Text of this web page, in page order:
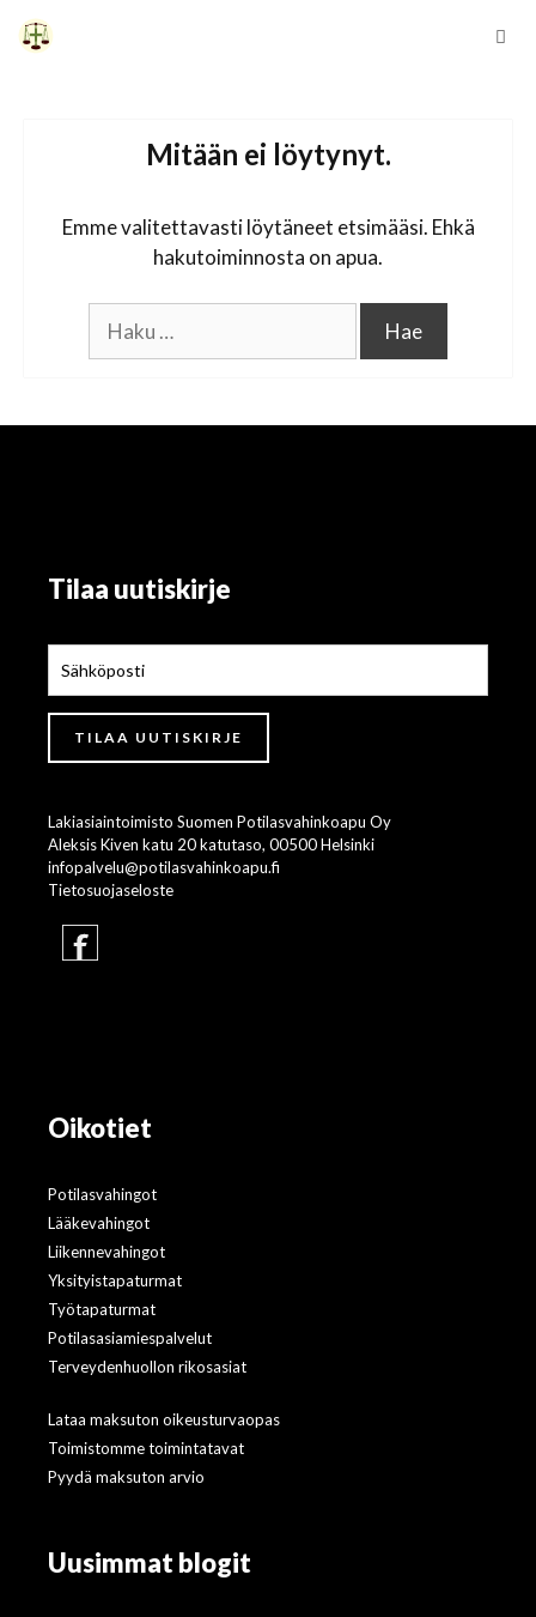
Siirry
sisältöön
Mitään ei löytynyt.
Emme valitettavasti löytäneet etsimääsi. Ehkä
hakutoiminnosta on apua.
Tilaa uutiskirje
Lakiasiaintoimisto Suomen Potilasvahinkoapu Oy
Aleksis Kiven katu 20 katutaso, 00500 Helsinki
infopalvelu@potilasvahinkoapu.fi
Tietosuojaseloste
Oikotiet
Potilasvahingot
Lääkevahingot
Liikennevahingot
Yksityistapaturmat
Työtapaturmat
Potilasasiamiespalvelut
Terveydenhuollon rikosasiat
Lataa maksuton oikeusturvaopas
Toimistomme toimintatavat
Pyydä maksuton arvio
Uusimmat blogit